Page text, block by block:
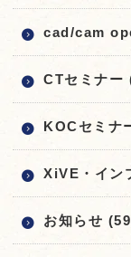
cad/cam
CTセミナー
KOCセミナ
XiVE・イン
お知らせ